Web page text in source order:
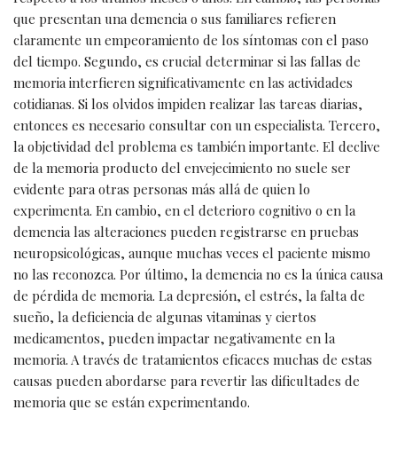
que presentan una demencia o sus familiares refieren
claramente un empeoramiento de los síntomas con el paso
del tiempo. Segundo, es crucial determinar si las fallas de
memoria interfieren significativamente en las actividades
cotidianas. Si los olvidos impiden realizar las tareas diarias,
entonces es necesario consultar con un especialista. Tercero,
la objetividad del problema es también importante. El declive
de la memoria producto del envejecimiento no suele ser
evidente para otras personas más allá de quien lo
experimenta. En cambio, en el deterioro cognitivo o en la
demencia las alteraciones pueden registrarse en pruebas
neuropsicológicas, aunque muchas veces el paciente mismo
no las reconozca. Por último, la demencia no es la única causa
de pérdida de memoria. La depresión, el estrés, la falta de
sueño, la deficiencia de algunas vitaminas y ciertos
medicamentos, pueden impactar negativamente en la
memoria. A través de tratamientos eficaces muchas de estas
causas pueden abordarse para revertir las dificultades de
memoria que se están experimentando.